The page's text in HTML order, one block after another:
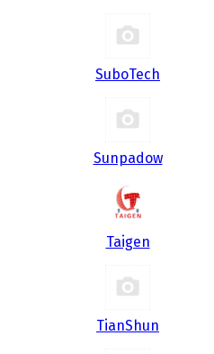
SuboTech
Sunpadow
Taigen
TianShun